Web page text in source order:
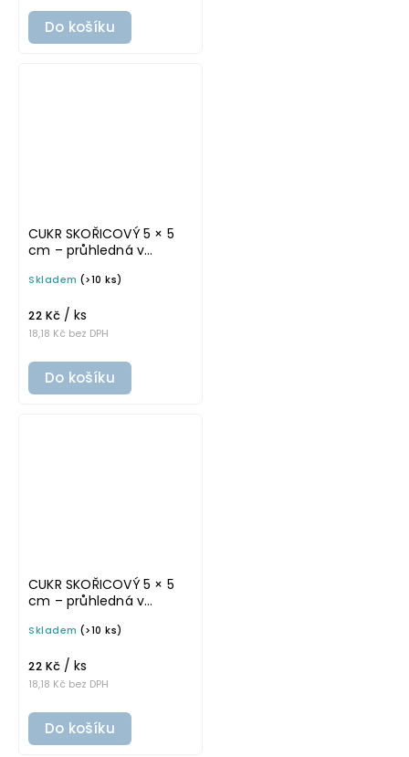
Do košíku
CUKR SKOŘICOVÝ 5 × 5
cm – průhledná v
omyvatelná samolepka
Skladem (>10 ks)
18,18 Kč bez DPH
22 Kč / ks
Do košíku
CUKR SKOŘICOVÝ 5 × 5
cm – průhledná v
omyvatelná samolepka
Skladem (>10 ks)
18,18 Kč bez DPH
22 Kč / ks
Do košíku